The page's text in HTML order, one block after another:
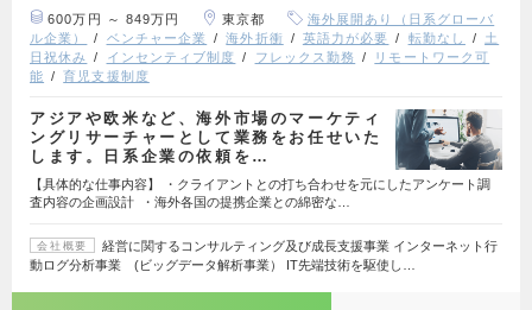
600万円 ～ 849万円 東京都
海外展開あり（日系グローバ
ル企業）
ベンチャー企業 海外折衝 英語力が必要 転勤なし
土
日祝休み
インセンティブ制度 フレックス勤務
リモートワーク可
能
育児支援制度
アジアや欧米など、海外市場のマーケティ
ングリサーチャーとして業務をお任せいた
します。日系企業の依頼を…
【具体的な仕事内容】 ・クライアントとの打ち合わせを元にしたアンケート調
査内容の企画設計 ・海外各国の提携企業との綿密な…
会社概要
経営に関するコンサルティング及び成長支援事業 インターネット行
動ログ分析事業 (ビッグデータ解析事業） IT先端技術を駆使し…